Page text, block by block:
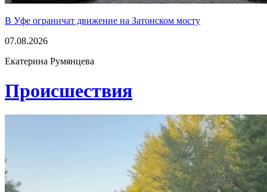
В Уфе ограничат движение на Затонском мосту
07.08.2026
Екатерина Румянцева
Проиcшествия